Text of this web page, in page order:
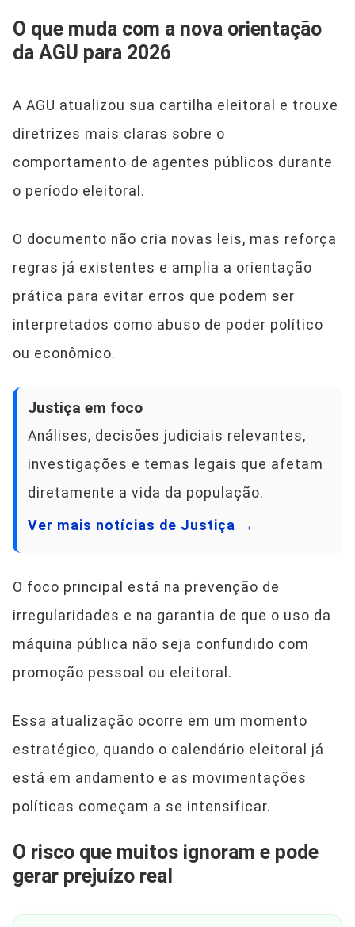
O que muda com a nova orientação
da AGU para 2026
A AGU atualizou sua cartilha eleitoral e trouxe
diretrizes mais claras sobre o
comportamento de agentes públicos durante
o período eleitoral.
O documento não cria novas leis, mas reforça
regras já existentes e amplia a orientação
prática para evitar erros que podem ser
interpretados como abuso de poder político
ou econômico.
Justiça em foco
Análises, decisões judiciais relevantes,
investigações e temas legais que afetam
diretamente a vida da população.
Ver mais notícias de Justiça →
O foco principal está na prevenção de
irregularidades e na garantia de que o uso da
máquina pública não seja confundido com
promoção pessoal ou eleitoral.
Essa atualização ocorre em um momento
estratégico, quando o calendário eleitoral já
está em andamento e as movimentações
políticas começam a se intensificar.
O risco que muitos ignoram e pode
gerar prejuízo real